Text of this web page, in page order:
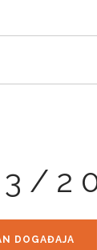
DOGAĐAJA